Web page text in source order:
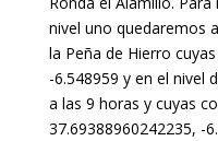
nivel uno quedaremos
la Peña de Hierro
-6.548959 y en el nivel
a las 9 horas y cuyas
37.69388960242235, -